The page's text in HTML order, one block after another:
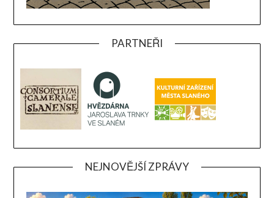
PARTNEŘI
NEJNOVĚJŠÍ ZPRÁVY